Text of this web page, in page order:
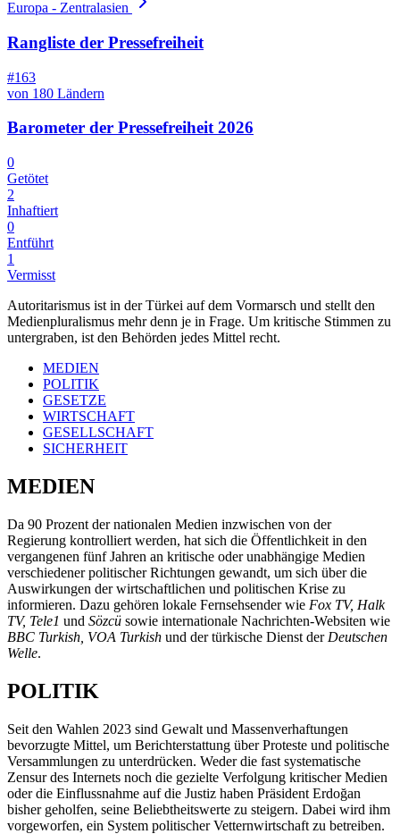
Europa - Zentralasien
Rangliste der Pressefreiheit
#163
von 180 Ländern
Barometer der Pressefreiheit 2026
0
Getötet
2
Inhaftiert
0
Entführt
1
Vermisst
Autoritarismus ist in der Türkei auf dem Vormarsch und stellt den
Medienpluralismus mehr denn je in Frage. Um kritische Stimmen zu
untergraben, ist den Behörden jedes Mittel recht.
MEDIEN
POLITIK
GESETZE
WIRTSCHAFT
GESELLSCHAFT
SICHERHEIT
MEDIEN
Da 90 Prozent der nationalen Medien inzwischen von der
Regierung kontrolliert werden, hat sich die Öffentlichkeit in den
vergangenen fünf Jahren an kritische oder unabhängige Medien
verschiedener politischer Richtungen gewandt, um sich über die
Auswirkungen der wirtschaftlichen und politischen Krise zu
informieren. Dazu gehören lokale Fernsehsender wie Fox TV, Halk
TV, Tele1 und Sözcü sowie internationale Nachrichten-Websiten wie
BBC Turkish, VOA Turkish und der türkische Dienst derDeutschen
Welle.
POLITIK
Seit den Wahlen 2023 sind Gewalt und Massenverhaftungen
bevorzugte Mittel, um Berichterstattung über Proteste und politische
Versammlungen zu unterdrücken. Weder die fast systematische
Zensur des Internets noch die gezielte Verfolgung kritischer Medien
oder die Einflussnahme auf die Justiz haben Präsident Erdoğan
bisher geholfen, seine Beliebtheitswerte zu steigern. Dabei wird ihm
vorgeworfen, ein System politischer Vetternwirtschaft zu betreiben.